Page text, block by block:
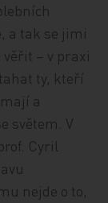
a tak se jimi
– v praxi
ty, kteří
a
světem. V
Cyril
nejde o to,